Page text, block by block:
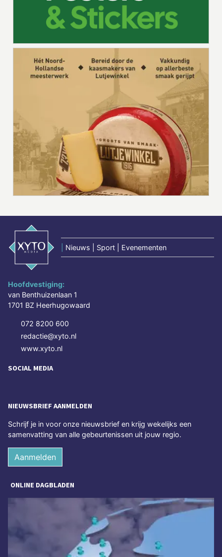
Nieuws | Sport | Evenementen
Hoofdvestiging:
van Benthuizenlaan 1
1701 BZ Heerhugowaard
072 8200 600
redactie@xyto.nl
www.xyto.nl
SOCIAL MEDIA
NIEUWSBRIEF AANMELDEN
Schrijf je in voor onze nieuwsbrief en krijg wekelijks een
samenvatting van alle gebeurtenissen uit jouw regio.
Aanmelden
ONLINE DAGBLADEN